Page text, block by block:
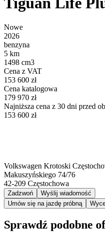
Nowe
2026
benzyna
5 km
1498 cm3
Cena z VAT
153 600 zł
Cena katalogowa
179 970 zł
Najniższa cena z 30 dni przed
153 600 zł
Volkswagen Krotoski
Makuszyńskiego 74/76
42-209 Częstochowa
Zadzwoń
Wyślij wiadomość
Umów się na jazdę próbną
Sprawdź podobne